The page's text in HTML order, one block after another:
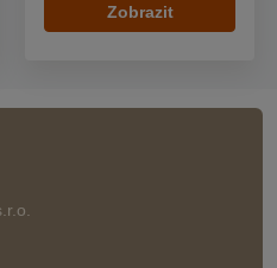
Zobrazit